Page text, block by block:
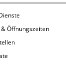
Öffnungszeiten